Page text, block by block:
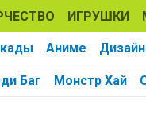
ИГРУШКИ
Аниме Дизайн
Баг Монстр Хай